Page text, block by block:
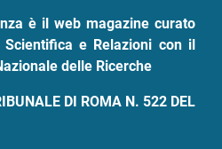
è il web magazine curato
e Relazioni con il
delle Ricerche
DI ROMA N. 522 DEL